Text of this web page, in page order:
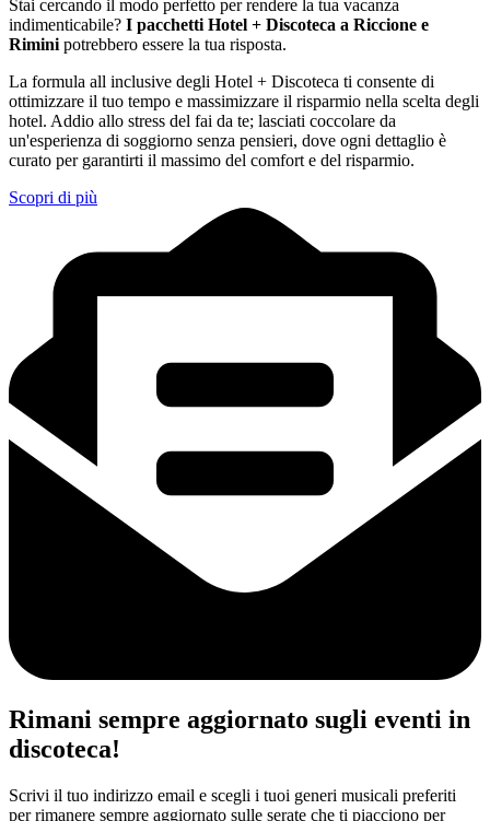
Stai cercando il modo perfetto per rendere la tua vacanza
indimenticabile? I pacchetti Hotel + Discoteca a Riccione e
Rimini potrebbero essere la tua risposta.
La formula all inclusive degli Hotel + Discoteca ti consente di
ottimizzare il tuo tempo e massimizzare il risparmio nella scelta degli
hotel. Addio allo stress del fai da te; lasciati coccolare da
un'esperienza di soggiorno senza pensieri, dove ogni dettaglio è
curato per garantirti il massimo del comfort e del risparmio.
Scopri di più
Rimani sempre aggiornato sugli eventi in
discoteca!
Scrivi il tuo indirizzo email e scegli i tuoi generi musicali preferiti
per rimanere sempre aggiornato sulle serate che ti piacciono per